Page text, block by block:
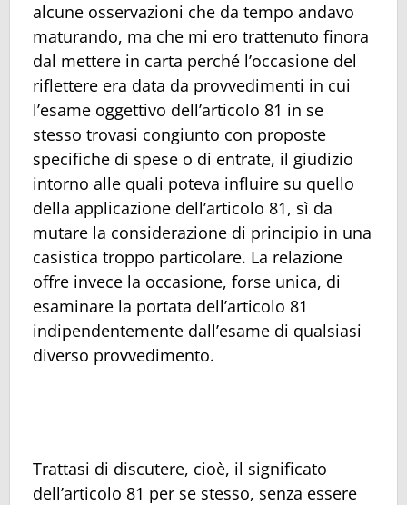
alcune osservazioni che da tempo andavo
maturando, ma che mi ero trattenuto finora
dal mettere in carta perché l’occasione del
riflettere era data da provvedimenti in cui
l’esame oggettivo dell’articolo 81 in se
stesso trovasi congiunto con proposte
specifiche di spese o di entrate, il giudizio
intorno alle quali poteva influire su quello
della applicazione dell’articolo 81, sì da
mutare la considerazione di principio in una
casistica troppo particolare. La relazione
offre invece la occasione, forse unica, di
esaminare la portata dell’articolo 81
indipendentemente dall’esame di qualsiasi
diverso provvedimento.
Trattasi di discutere, cioè, il significato
dell’articolo 81 per se stesso, senza essere